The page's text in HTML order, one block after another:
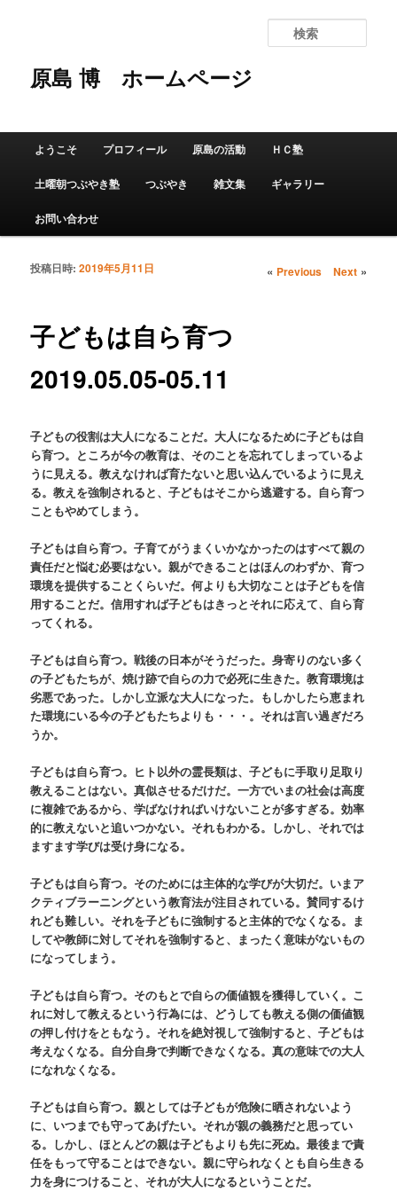
原島 博ホームページ
索
メインメニュー
メインコンテンツへ移動
サブコンテンツへ移動
ようこそ プロフィール 原島の活動 ＨＣ塾
土曜朝つぶやき塾 つぶやき 雑文集 ギャラリー
お問い合わせ
投稿ナビゲーショ
« Previous Next»
子どもは自ら育つ
2019.05.05-05.11
投稿日時:2019年5月11日
子どもの役割は大人になることだ。大人になるために子どもは自
ら育つ。ところが今の教育は、そのことを忘れてしまっているよ
うに見える。教えなければ育たないと思い込んでいるように見え
る。教えを強制されると、子どもはそこから逃避する。自ら育つ
こともやめてしまう。
子どもは自ら育つ。子育てがうまくいかなかったのはすべて親の
責任だと悩む必要はない。親ができることはほんのわずか、育つ
環境を提供することくらいだ。何よりも大切なことは子どもを信
用することだ。信用すれば子どもはきっとそれに応えて、自ら育
ってくれる。
子どもは自ら育つ。戦後の日本がそうだった。身寄りのない多く
の子どもたちが、焼け跡で自らの力で必死に生きた。教育環境は
劣悪であった。しかし立派な大人になった。もしかしたら恵まれ
た環境にいる今の子どもたちよりも・・・。それは言い過ぎだろ
うか。
子どもは自ら育つ。ヒト以外の霊長類は、子どもに手取り足取り
教えることはない。真似させるだけだ。一方でいまの社会は高度
に複雑であるから、学ばなければいけないことが多すぎる。効率
的に教えないと追いつかない。それもわかる。しかし、それでは
ますます学びは受け身になる。
子どもは自ら育つ。そのためには主体的な学びが大切だ。いまア
クティブラーニングという教育法が注目されている。賛同するけ
れども難しい。それを子どもに強制すると主体的でなくなる。ま
してや教師に対してそれを強制すると、まったく意味がないもの
になってしまう。
子どもは自ら育つ。そのもとで自らの価値観を獲得していく。こ
れに対して教えるという行為には、どうしても教える側の価値観
の押し付けをともなう。それを絶対視して強制すると、子どもは
考えなくなる。自分自身で判断できなくなる。真の意味での大人
になれなくなる。
子どもは自ら育つ。親としては子どもが危険に晒されないよう
に、いつまでも守ってあげたい。それが親の義務だと思ってい
る。しかし、ほとんどの親は子どもよりも先に死ぬ。最後まで責
任をもって守ることはできない。親に守られなくとも自ら生きる
力を身につけること、それが大人になるということだ。